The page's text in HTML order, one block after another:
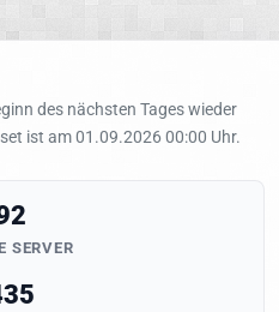
des nächsten Tages wieder
ist am 01.09.2026 00:00 Uhr.
SERVER